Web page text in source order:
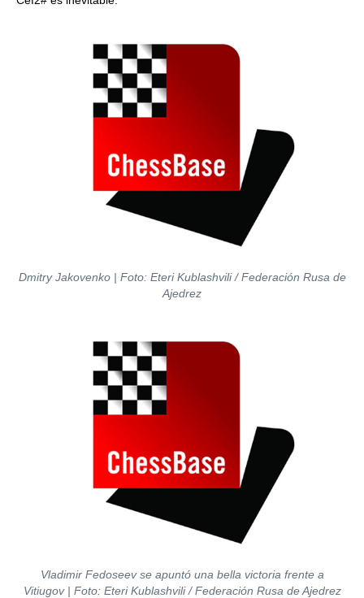
Dmitry Jakovenko | Foto: Eteri Kublashvili / Federación Rusa de
Ajedrez
Vladimir Fedoseev se apuntó una bella victoria frente a
Vitiugov | Foto: Eteri Kublashvili / Federación Rusa de Ajedrez